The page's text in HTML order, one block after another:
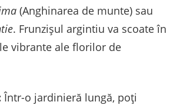
(Anghinarea de munte) sau
. Frunzișul argintiu va scoate în
vibrante ale florilor de
Într-o jardinieră lungă, poți